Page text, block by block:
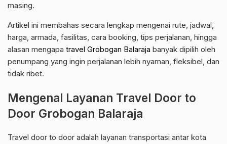
masing.
Artikel ini membahas secara lengkap mengenai rute, jadwal,
harga, armada, fasilitas, cara booking, tips perjalanan, hingga
alasan mengapa travel Grobogan Balaraja banyak dipilih oleh
penumpang yang ingin perjalanan lebih nyaman, fleksibel, dan
tidak ribet.
Mengenal Layanan Travel Door to
Door Grobogan Balaraja
Travel door to door adalah layanan transportasi antar kota